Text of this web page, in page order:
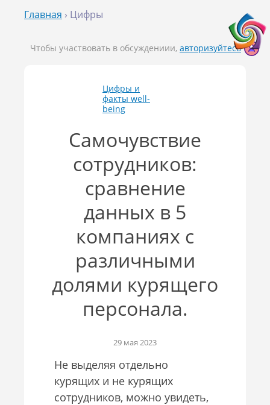
Главная › Цифры
Чтобы участвовать в обсуждениии, авторизуйтесь
Цифры и
факты well-
being
Самочувствие
сотрудников:
сравнение
данных в 5
компаниях с
различными
долями курящего
персонала.
29 мая 2023
Не выделяя отдельно
курящих и не курящих
сотрудников, можно увидеть,